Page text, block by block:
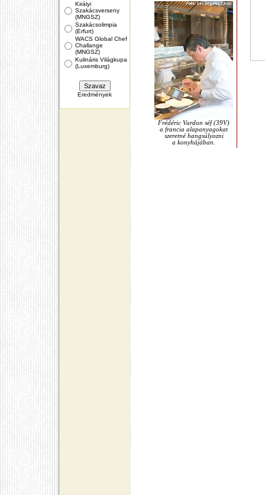
Királyi
Szakácsverseny
(MNGSZ)
Szakácsolimpia
(Erfurt)
WACS Global Chef
Challange
(MNGSZ)
Kulináris Világkupa
(Luxemburg)
Eredmények
Frédéric Vardon séf (39V)
a francia alapanyagokat
szeretné hangsúlyozni
a konyhájában.